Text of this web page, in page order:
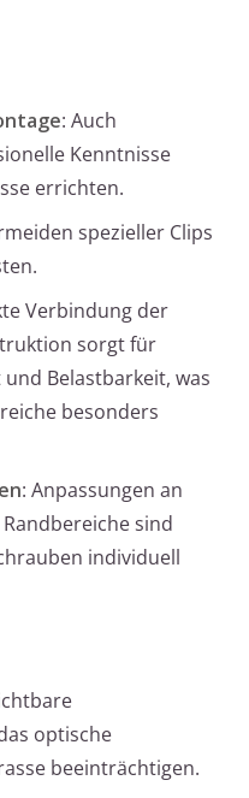
: Auch
Kenntnisse
errichten.
spezieller Clips
Verbindung der
sorgt für
Belastbarkeit, was
besonders
: Anpassungen an
sind
individuell
optische
beeinträchtigen.